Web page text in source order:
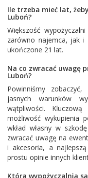
Ile trzeba mieć lat,
Luboń?
Większość
zarówno najemca, jak i
ukończone 21 lat.
Na co zwracać uwagę
Luboń?
Powinniśmy
jasnych warunków
wątpliwości.
możliwość wykupienia
wkład własny w
zwracać uwagę na
i akcesoria, a
prostu opinie innych
Która wypożyczalnia